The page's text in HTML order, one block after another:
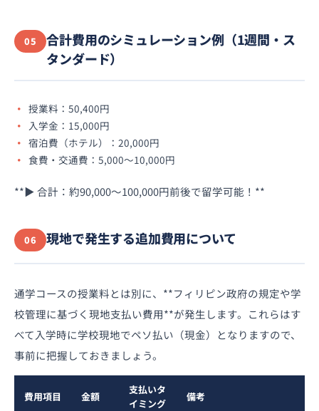
05
合計費用のシミュレーション例（1週間・ス
タンダード）
授業料：50,400円
入学金：15,000円
宿泊費（ホテル）：20,000円
食費・交通費：5,000〜10,000円
**▶ 合計：約90,000〜100,000円前後で留学可能！**
06 現地で発生する追加費用について
通学コースの授業料とは別に、**フィリピン政府の規定や学
校管理に基づく現地支払い費用**が発生します。これらはす
べて入学時に学校現地でペソ払い（現金）となりますので、
事前に把握しておきましょう。
費用項目 金額
支払いタ
イミング
備考